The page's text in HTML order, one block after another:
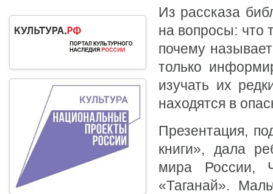
Из рассказа
на вопросы: что
почему
только
изучать их
находятся в
Презентация,
книги», дала
мира России,
«Таганай».